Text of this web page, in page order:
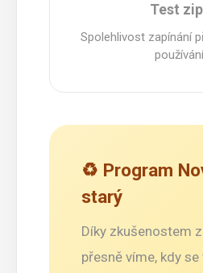
Test
Spolehlivost zapínání
♻️ Program
starý
Díky zkušenostem
přesně víme, kdy